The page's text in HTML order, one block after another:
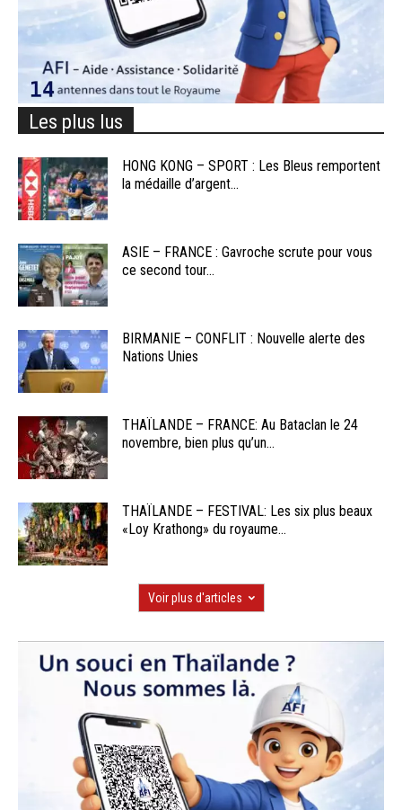
Les plus lus
HONG KONG – SPORT : Les Bleus remportent
la médaille d’argent...
ASIE – FRANCE : Gavroche scrute pour vous
ce second tour...
BIRMANIE – CONFLIT : Nouvelle alerte des
Nations Unies
THAÏLANDE – FRANCE: Au Bataclan le 24
novembre, bien plus qu’un...
THAÏLANDE – FESTIVAL: Les six plus beaux
«Loy Krathong» du royaume...
Voir plus d'articles